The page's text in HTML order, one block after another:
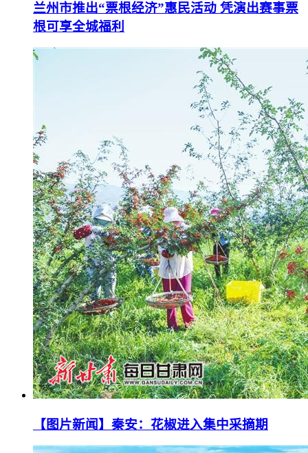
兰州市推出“票根经济”惠民活动 凭演出赛事票
根可享全城福利
【图片新闻】秦安：花椒进入集中采摘期